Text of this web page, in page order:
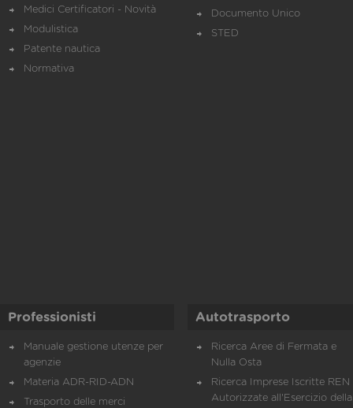
Medici Certificatori - Novità
Modulistica
Patente nautica
Normativa
Documento Unico
STED
Professionisti
Manuale gestione utenze per
agenzie
Materia ADR-RID-ADN
Trasporto delle merci
Autotrasporto
Ricerca Aree di Fermata e
Nulla Osta
Ricerca Imprese Iscritte REN
Autorizzate all'Esercizio della